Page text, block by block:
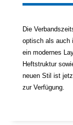
Die
optisch als auch
ein modernes
Heftstruktur
neuen Stil ist
zur Verfügung.